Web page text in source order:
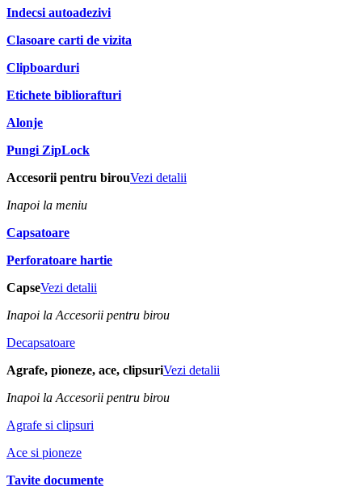
Indecsi autoadezivi
Clasoare carti de vizita
Clipboarduri
Etichete bibliorafturi
Alonje
Pungi ZipLock
Accesorii pentru birouVezi detalii
Inapoi la meniu
Capsatoare
Perforatoare hartie
CapseVezi detalii
Inapoi la Accesorii pentru birou
Decapsatoare
Agrafe, pioneze, ace, clipsuriVezi detalii
Inapoi la Accesorii pentru birou
Agrafe si clipsuri
Ace si pioneze
Tavite documente